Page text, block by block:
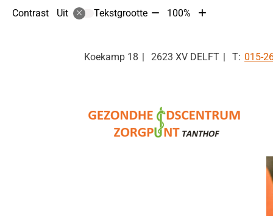
Contrast Uit Tekstgrootte Tekst
10%
100%
Tekst
10%
Koekamp 18 2623 XV DELFT Tel:
015-